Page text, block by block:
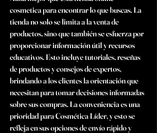
cosmetica para encontrar lo que buscas. La
tienda no solo se limita a la venta de
productos, sino que también se esfuerza por
proporcionar información útil y recursos
educativos. Esto incluye tutoriales, reseñas
de productos y consejos de expertos,
brindando a los clientes la orientación que
necesitan para tomar decisiones informadas
sobre sus compras. La conveniencia es una
prioridad para Cosmética Líder, y esto se
refleja en sus opciones de envío rápido y